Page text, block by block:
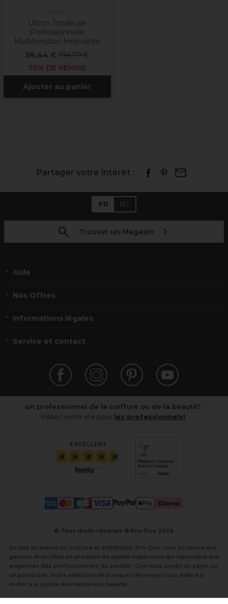
Ultron Tondeuse
Professionnelle
Multifonction Innovante
58,44 € 194,79 €
70% DE REMISE
Ajouter au panier
Partager votre intérêt :
FR NL
Trouver un Magasin
Aide
Nos Offres
Informations légales
Service et contact
un professionnel de la coiffure ou de la beauté?
Visitez notre site pour les professionnels!
© Tous droits réservés © Pro-Duo 2026
En tant qu’expert en coiffure et esthétique, Pro-Duo vous propose une
gamme diversifiée de produits de qualité supérieure qui répondent aux
exigences des professionnels du secteur. Que vous soyez un salon ou
un particulier, notre sélection de marques de renom vous aidera à
rester à la pointe des tendances beauté.